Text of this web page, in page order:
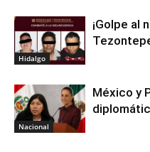
Hidalgo
¡Golpe al
Nacional
México y